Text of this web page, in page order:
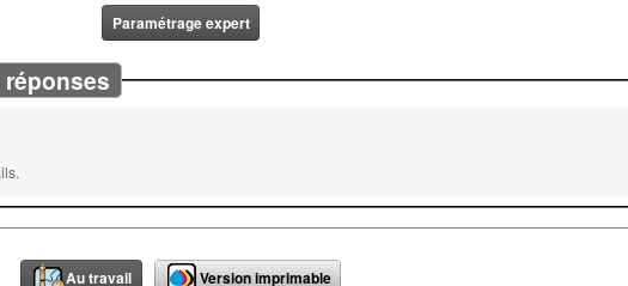
Paramétrage expert
Au travail Version imprimable